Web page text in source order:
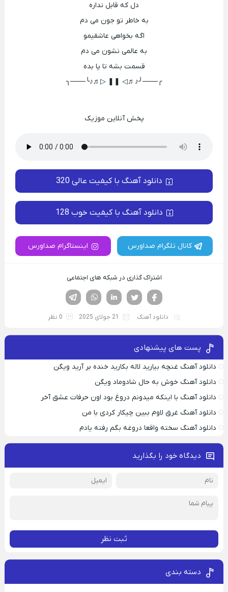
دل که قابل نداره
به خاطر تو جون می دم
اگه بخواهی عاشقیمو
به عالمی نشون می دم
قسمت بشه تا پا بده
╭───╯♪♬◁ ❚❚ ▷♬♪╰───╮
پخش آنلاین موزیک
دانلود آهنگ با کیفیت عالی 320
دانلود آهنگ با کیفیت خوب 128
کانال تلگرام صداورس اینستاگرام صداورس
اشتراک گذاری در شبکه های اجتماعی
لینکدین تویتر
فیسوک
دانلود آهنگ 21 جولای 2025 0 نظر
پست های پیشنهادی
دانلود آهنگ غنچه بیارید لاله بکارید خنده بر آرید ویگن
دانلود آهنگ خوش به حال شادوماد ویگن
دانلود آهنگ با اینکه میدونم دروغ بود اون حرفات عشق آخر
دانلود آهنگ غرق لاوم ببین چیکار کردی با من
دانلود آهنگ سخته واقعا دروغه بگم رفته یادم
دیدگاه خود را بگذارید
ثبت نظر
دسته بندی